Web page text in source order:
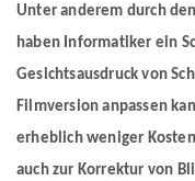
D1 Algorithms and
D2 Computer Vision
D3 Internet Architecture
Computer Graphics
Databases and
FORSCHUNG
NEWS & EVENTS
AKTUELLES
AUSZEICHNUNGEN
CAMPUS EVENT
DIENSTE
KARRIERE
Unter anderem durch
haben Informatiker ein
Gesichtsausdruck von
Filmversion anpassen
erheblich weniger
auch zur Korrektur von